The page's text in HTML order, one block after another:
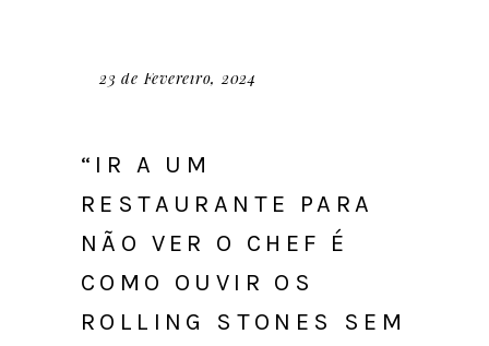
23 de Fevereiro, 2024
“IR A UM
RESTAURANTE PARA
NÃO VER O CHEF É
COMO OUVIR OS
ROLLING STONES SEM